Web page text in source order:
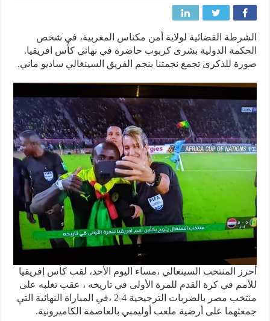
القضائية لولاية أمن مكناس المغربية، في شخص
الدولية بشرى كربوب حاضرة في نهائي كأس افريقيا.
للذكرى تجمع نجمتنا بنجم الفريق السينغالي ساديو ماني.
المنتخب السينغالي ،مساء اليوم الأحد، لقب كأس إفريقيا
في كرة القدم للمرة الأولى في تاريخه ، عقب تغلبه على
منتخب مصر بالضربات الترجيحية 4-2 ،في المباراة النهائية التي
على أرضية ملعب أوليمبي بالعاصمة الكاميرونية.